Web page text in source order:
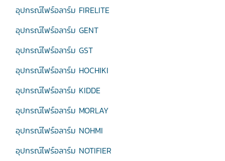
อุปกรณ์ไฟร์อลาร์ม FIRELITE
อุปกรณ์ไฟร์อลาร์ม GENT
อุปกรณ์ไฟร์อลาร์ม GST
อุปกรณ์ไฟร์อลาร์ม HOCHIKI
อุปกรณ์ไฟร์อลาร์ม KIDDE
อุปกรณ์ไฟร์อลาร์ม MORLAY
อุปกรณ์ไฟร์อลาร์ม NOHMI
อุปกรณ์ไฟร์อลาร์ม NOTIFIER